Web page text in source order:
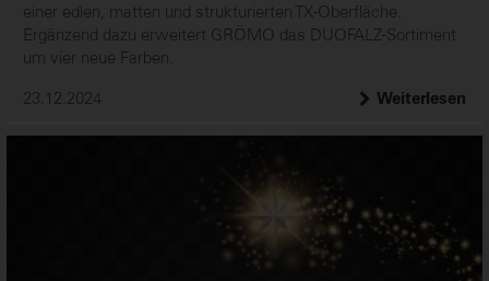
einer edlen, matten und strukturierten TX-Oberfläche.
Ergänzend dazu erweitert GRÖMO das DUOFALZ-Sortiment
um vier neue Farben.
23.12.2024
Weiterlesen